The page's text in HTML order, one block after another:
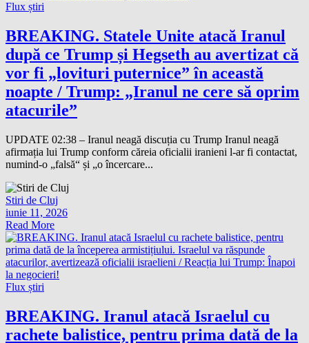
Flux știri
BREAKING. Statele Unite atacă Iranul
după ce Trump și Hegseth au avertizat că
vor fi „lovituri puternice” în această
noapte / Trump: „Iranul ne cere să oprim
atacurile”
UPDATE 02:38 – Iranul neagă discuția cu Trump Iranul neagă
afirmația lui Trump conform căreia oficialii iranieni l-ar fi contactat,
numind-o „falsă“ și „o încercare...
Stiri de Cluj
iunie 11, 2026
Read More
Flux știri
BREAKING. Iranul atacă Israelul cu
rachete balistice, pentru prima dată de la